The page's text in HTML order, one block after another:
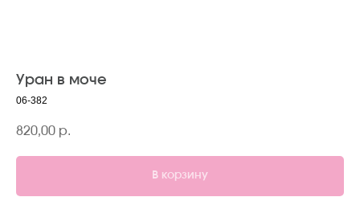
Уран в моче
06-382
820,00 р.
В корзину